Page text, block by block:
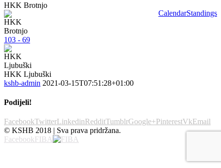
CalendarStandings
HKK Brotnjo
103 - 69
HKK Ljubuški
kshb-admin 2021-03-15T07:51:28+01:00
Podijeli!
FacebookTwitterLinkedinRedditTumblrGoogle+PinterestVkEmail
© KSHB 2018 | Sva prava pridržana.
FacebookFIBA